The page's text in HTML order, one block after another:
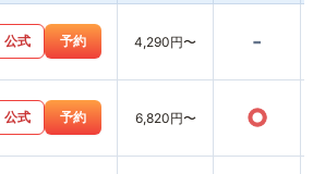
公式 予約 4,290円〜 -
公式 予約 6,820円〜 ○